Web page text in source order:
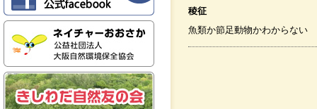
稜征
魚類か節足動物かわからない